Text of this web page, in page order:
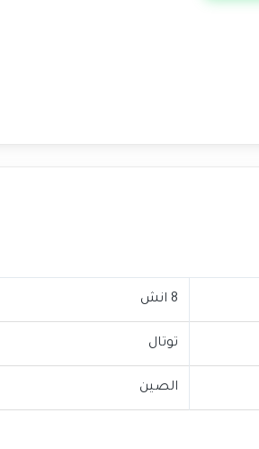
8 انش
توتال
الصين